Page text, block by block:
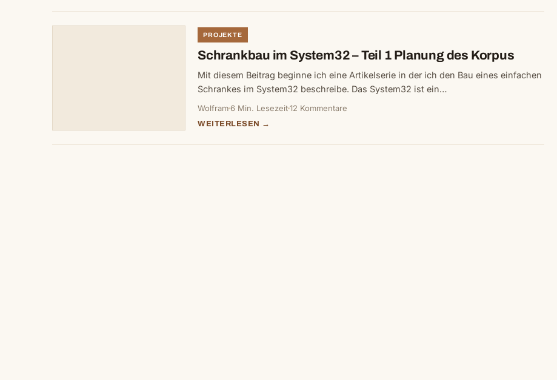
PROJEKTE
Schrankbau im System32 – Teil 1 Planung des Korpus
Mit diesem Beitrag beginne ich eine Artikelserie in der ich den Bau eines einfachen
Schrankes im System32 beschreibe. Das System32 ist ein…
Wolfram6 Min. Lesezeit12 Kommentare
WEITERLESEN →